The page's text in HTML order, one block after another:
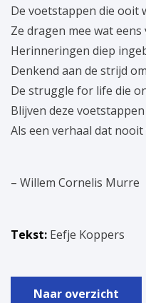
De voetstappen die ooit
Ze dragen mee wat eens
Herinneringen diep
Denkend aan de strijd
De struggle for life die
Blijven deze
Als een verhaal dat nooit
– Willem Cornelis Murre
Tekst: Eefje Koppers
Naar overzicht